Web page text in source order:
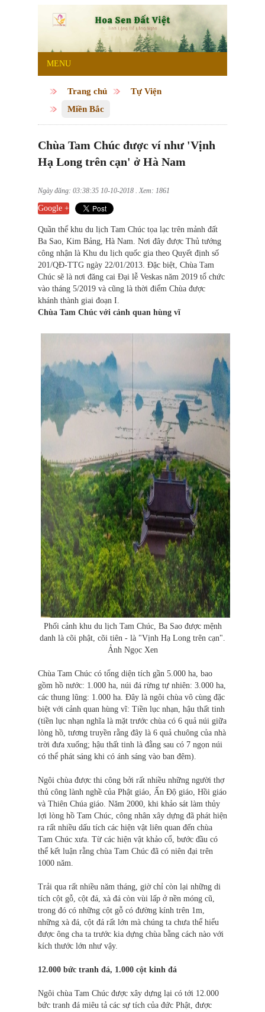
MENU
Trang chủ
Tự Viện
Miền Bắc
Chùa Tam Chúc được ví như 'Vịnh
Hạ Long trên cạn' ở Hà Nam
Ngày đăng: 03:38:35 10-10-2018 . Xem: 1861
Google +
Quần thể khu du lịch Tam Chúc tọa lạc trên mảnh đất
Ba Sao, Kim Bảng, Hà Nam. Nơi đây được Thủ tướng
công nhận là Khu du lịch quốc gia theo Quyết định số
201/QĐ-TTG ngày 22/01/2013. Đặc biệt, Chùa Tam
Chúc sẽ là nơi đăng cai Đại lễ Veskas năm 2019 tổ chức
vào tháng 5/2019 và cũng là thời điểm Chùa được
khánh thành giai đoạn I.
Chùa Tam Chúc với cảnh quan hùng vĩ
Phối cảnh khu du lịch Tam Chúc, Ba Sao được mệnh
danh là cõi phật, cõi tiên - là "Vịnh Hạ Long trên cạn".
Ảnh Ngọc Xen
Chùa Tam Chúc có tổng diện tích gần 5.000 ha, bao
gồm hồ nước: 1.000 ha, núi đá rừng tự nhiên: 3.000 ha,
các thung lũng: 1.000 ha. Đây là ngôi chùa vô cùng đặc
biệt với cảnh quan hùng vĩ: Tiền lục nhạn, hậu thất tinh
(tiền lục nhạn nghĩa là mặt trước chùa có 6 quả núi giữa
lòng hồ, tương truyền rằng đây là 6 quả chuông của nhà
trời đưa xuống; hậu thất tinh là đằng sau có 7 ngọn núi
có thể phát sáng khi có ánh sáng vào ban đêm).
Ngôi chùa được thi công bởi rất nhiều những người thợ
thủ công lành nghề của Phật giáo, Ấn Độ giáo, Hồi giáo
và Thiên Chúa giáo. Năm 2000, khi khảo sát làm thủy
lợi lòng hồ Tam Chúc, công nhân xây dựng đã phát hiện
ra rất nhiều dấu tích các hiện vật liên quan đến chùa
Tam Chúc xưa. Từ các hiện vật khảo cổ, bước đầu có
thể kết luận rằng chùa Tam Chúc đã có niên đại trên
1000 năm.
Trải qua rất nhiều năm tháng, giờ chỉ còn lại những di
tích cột gỗ, cột đá, xà đá còn vùi lấp ở nền móng cũ,
trong đó có những cột gỗ có đường kính trên 1m,
những xà đá, cột đá rất lớn mà chúng ta chưa thể hiểu
được ông cha ta trước kia dựng chùa bằng cách nào với
kích thước lớn như vậy.
12.000 bức tranh đá, 1.000 cột kinh đá
Ngôi chùa Tam Chúc được xây dựng lại có tới 12.000
bức tranh đá miêu tả các sự tích của đức Phật, được